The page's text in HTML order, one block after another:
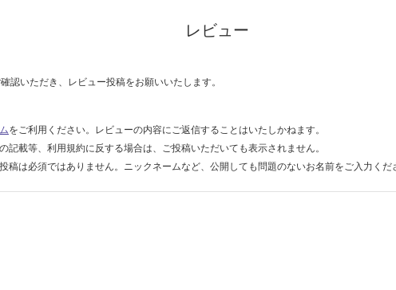
レビュー
認いただき、レビュー投稿をお願いいたします。
をご利用ください。レビューの内容にご返信することはいたしかねます。
載等、利用規約に反する場合は、ご投稿いただいても表示されません。
稿は必須ではありません。ニックネームなど、公開しても問題のないお名前をご入力くだ